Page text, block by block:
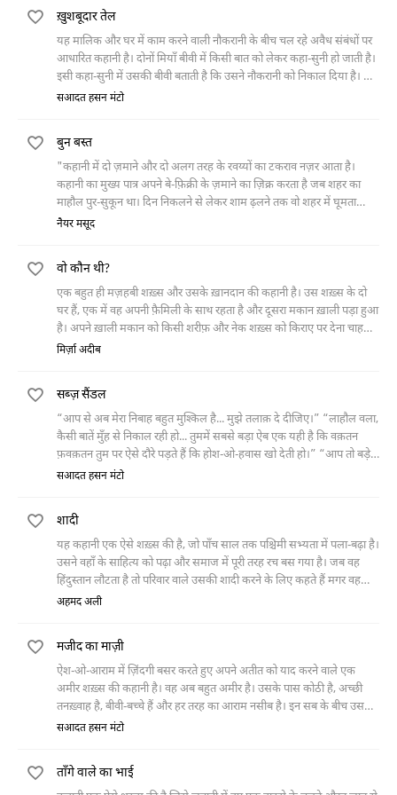
ख़ुशबूदार तेल
यह मालिक और घर में काम करने वाली नौकरानी के बीच चल रहे अवैध संबंधों पर
आधारित कहानी है। दोनों मियाँ बीवी में किसी बात को लेकर कहा-सुनी हो जाती है।
इसी कहा-सुनी में उसकी बीवी बताती है कि उसने नौकरानी को निकाल दिया है। जब
वह इसका कारण पूछता है तो वह बताती है कि उसके सिर में से भी उसी तेल की
सआदत हसन मंटो
बुन बस्त
"कहानी में दो ज़माने और दो अलग तरह के रवय्यों का टकराव नज़र आता है।
कहानी का मुख्य पात्र अपने बे-फ़िक्री के ज़माने का ज़िक्र करता है जब शहर का
माहौल पुर-सुकून था। दिन निकलने से लेकर शाम ढ़लने तक वो शहर में घूमता
फिरता था लेकिन एक ज़माना ऐसा आया कि ख़ौफ़ के साये मंडलाने लगे, फ़सादात
खौफ़ज़दा मालूम होती है, इसके बावजूद उसके खाने पीने का इंतिज़ाम करती है,
लेकिन ये उसके ख़ौफ़ की परवाह किए बिना दरवाज़ा खोल कर वापस लौट आता
है।"
नैयर मसूद
वो कौन थी?
एक बहुत ही मज़हबी शख़्स और उसके ख़ानदान की कहानी है। उस शख़्स के दो
घर हैं, एक में वह अपनी फ़ैमिली के साथ रहता है और दूसरा मकान ख़ाली पड़ा हुआ
है। अपने ख़ाली मकान को किसी शरीफ़ और नेक शख़्स को किराए पर देना चाहता
है। फिर एक दिन उस घर में एक औरत आकर रहने लगती है और वह शख़्स उसके
की निगाहों में क़ाबिल-ए-नफ़रीन बन जाता है।
मिर्ज़ा अदीब
सब्ज़ सैंडल
“आप से अब मेरा निबाह बहुत मुश्किल है... मुझे तलाक़ दे दीजिए।” “लाहौल वला,
कैसी बातें मुँह से निकाल रही हो... तुममें सबसे बड़ा ऐब एक यही है कि वक़तन
फ़वक़तन तुम पर ऐसे दौरे पड़ते हैं कि होश-ओ-हवास खो देती हो।” “आप तो बड़े
होश-ओ-हवास के मालिक हैं...
सआदत हसन मंटो
शादी
यह कहानी एक ऐसे शख़्स की है, जो पाँच साल तक पश्चिमी सभ्यता में पला-बढ़ा है।
उसने वहाँ के साहित्य को पढ़ा और समाज में पूरी तरह रच बस गया है। जब वह
हिंदुस्तान लौटता है तो परिवार वाले उसकी शादी करने के लिए कहते हैं मगर वह
बिना देखे, मिले किसी लड़की से शादी करने पर राज़ी नहीं होता। तीन साल तक ना-
हिस्से याद आते हैं और वह अपनी बीवी की चाहत में तड़प उठता है और उसके पास
चला जाता है।
अहमद अली
मजीद का माज़ी
ऐश-ओ-आराम में ज़िंदगी बसर करते हुए अपने अतीत को याद करने वाले एक
अमीर शख़्स की कहानी है। वह अब बहुत अमीर है। उसके पास कोठी है, अच्छी
तनख़्वाह है, बीवी-बच्चे हैं और हर तरह का आराम नसीब है। इन सब के बीच उसकी
शांति न जाने कहाँ खो गई है। वह शांति जो उसे यह सब हासिल होने से पहले थी
आराम के बाद भी उसे वह शांति नसीब नहीं है।
सआदत हसन मंटो
ताँगे वाले का भाई